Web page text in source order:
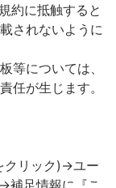
約に抵触すると
されないように
等については、
任が生じます。
クリック)→ユー